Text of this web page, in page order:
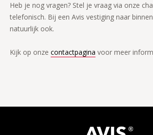
Heb je nog vragen? Stel je vraag via onze
telefonisch. Bij een Avis vestiging naar
natuurlijk ook.
Kijk op onze contactpagina voor meer